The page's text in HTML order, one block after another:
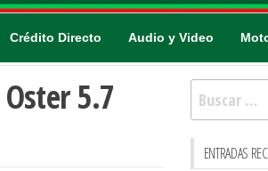
Crédito Directo Audio y Video
5.7 Buscar:
ENTRADAS